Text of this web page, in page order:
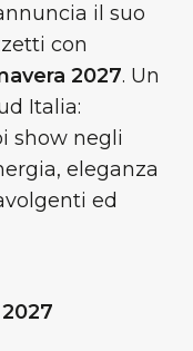
il suo
con
2027. Un
Italia:
show negli
eleganza
ed